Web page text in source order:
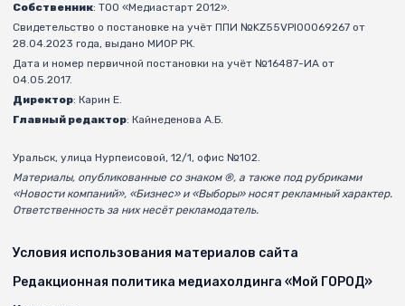
Собственник: ТОО «Медиастарт 2012».
Свидетельство о постановке на учёт ППИ №KZ55VPI00069267 от
28.04.2023 года, выдано МИОР РК.
Дата и номер первичной постановки на учёт №16487-ИА от
04.05.2017.
Директор: Карин Е.
Главный редактор: Кайнеденова А.Б.
Уральск, улица Нурпеисовой, 12/1, офис №102.
Материалы, опубликованные со знаком ®, а также под рубриками
«Новости компаний», «Бизнес» и «Выборы» носят рекламный характер.
Ответственность за них несёт рекламодатель.
Условия использования материалов сайта
Редакционная политика медиахолдинга «Мой ГОРОД»